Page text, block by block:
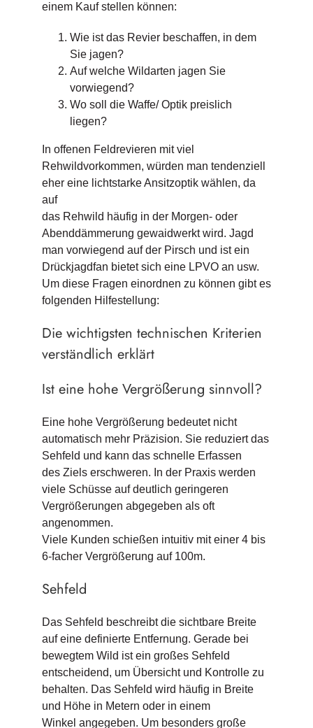
einem Kauf stellen können:
Wie ist das Revier beschaffen, in dem
Sie jagen?
Auf welche Wildarten jagen Sie
vorwiegend?
Wo soll die Waffe/ Optik preislich
liegen?
In offenen Feldrevieren mit viel
Rehwildvorkommen, würden man tendenziell
eher eine lichtstarke Ansitzoptik wählen, da
auf
das Rehwild häufig in der Morgen- oder
Abenddämmerung gewaidwerkt wird. Jagd
man vorwiegend auf der Pirsch und ist ein
Drückjagdfan bietet sich eine LPVO an usw.
Um diese Fragen einordnen zu können gibt es
folgenden Hilfestellung:
Die wichtigsten technischen Kriterien
verständlich erklärt
Ist eine hohe Vergrößerung sinnvoll?
Eine hohe Vergrößerung bedeutet nicht
automatisch mehr Präzision. Sie reduziert das
Sehfeld und kann das schnelle Erfassen
des Ziels erschweren. In der Praxis werden
viele Schüsse auf deutlich geringeren
Vergrößerungen abgegeben als oft
angenommen.
Viele Kunden schießen intuitiv mit einer 4 bis
6-facher Vergrößerung auf 100m.
Sehfeld
Das Sehfeld beschreibt die sichtbare Breite
auf eine definierte Entfernung. Gerade bei
bewegtem Wild ist ein großes Sehfeld
entscheidend, um Übersicht und Kontrolle zu
behalten. Das Sehfeld wird häufig in Breite
und Höhe in Metern oder in einem
Winkel angegeben. Um besonders große